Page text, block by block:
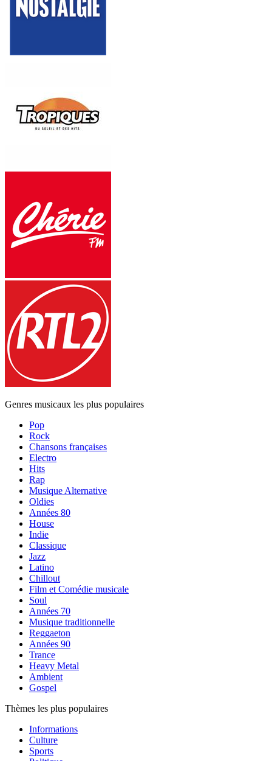
Genres musicaux les plus populaires
Pop
Rock
Chansons françaises
Electro
Hits
Rap
Musique Alternative
Oldies
Années 80
House
Indie
Classique
Jazz
Latino
Chillout
Film et Comédie musicale
Soul
Années 70
Musique traditionnelle
Reggaeton
Années 90
Trance
Heavy Metal
Ambient
Gospel
Thèmes les plus populaires
Informations
Culture
Sports